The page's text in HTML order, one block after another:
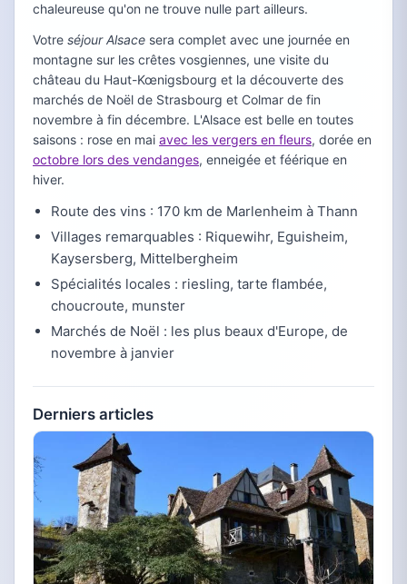
chaleureuse qu'on ne trouve nulle part ailleurs.
Votre séjour Alsace sera complet avec une journée en
montagne sur les crêtes vosgiennes, une visite du
château du Haut-Kœnigsbourg et la découverte des
marchés de Noël de Strasbourg et Colmar de fin
novembre à fin décembre. L'Alsace est belle en toutes
saisons : rose en mai avec les vergers en fleurs, dorée en
octobre lors des vendanges, enneigée et féérique en
hiver.
Route des vins : 170 km de Marlenheim à Thann
Villages remarquables : Riquewihr, Eguisheim,
Kaysersberg, Mittelbergheim
Spécialités locales : riesling, tarte flambée,
choucroute, munster
Marchés de Noël : les plus beaux d'Europe, de
novembre à janvier
Derniers articles